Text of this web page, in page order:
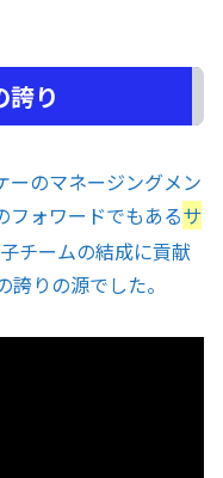
誇り
のマネージングメン
フォワードでもあるサ
チームの結成に貢献
りの源でした。